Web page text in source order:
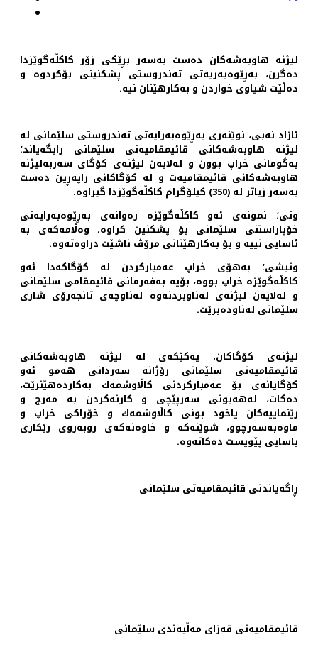
لیژنه‌ هاوبه‌شه‌كان ده‌ست به‌سه‌ر بڕێكی زۆر كاكڵه‌گوێزدا
ده‌گرن، به‌ڕێوه‌به‌ریه‌تی ته‌ندروستی پشكنینی بۆكردوه‌ و
ده‌ڵێت‌ شیاوی خواردن و به‌كارهێنان نیه‌.
ئازاد نه‌بی، نوێنه‌ری به‌ڕێوه‌به‌رایه‌تی ته‌ندروستی سلێمانی له‌
لیژنه‌ هاوبه‌شه‌كانی قائیمقامیه‌تی سلێمانی رایگه‌یاند؛
به‌گومانی خراپ بوون و له‌لایه‌ن لیژنه‌ی كۆگای سه‌ربه‌لیژنه‌
هاوبه‌شه‌كانی قائیمقامیه‌ت و له‌ كۆگاكانی راپه‌ڕین ده‌ست
به‌سه‌ر زیاتر له‌ (350) كیلۆگرام كاكڵه‌گوێزدا گیراوه‌.
وتی؛ نمونه‌ی ئه‌و كاكڵه‌گوێزه‌ ره‌وانه‌ی به‌ڕێوه‌به‌رایه‌تی
خۆپاراستنی سلێمانی بۆ پشكنین كراوه‌، وه‌ڵامه‌كه‌ی به‌
ئاسایی نییه‌ و بۆ به‌كارهێنانی مرۆڤ ناشێت دراوه‌ته‌وه‌.
وتیشی؛ به‌هۆی خراپ عه‌مباركردن له‌ كۆگاكه‌دا ئه‌و
كاكڵه‌گوێزه‌ خراپ بووه‌، بۆیه‌ به‌فه‌رمانی قائیمقامی سلێمانی
و له‌لایه‌ن لیژنه‌ی له‌ناوبردنه‌وه‌ له‌ناوچه‌ی تانجه‌رۆی شاری
سلێمانی له‌ناوده‌برێت.
لیژنه‌ی كۆگاكان، یه‌كێكه‌ی له‌ لیژنه‌ هاوبه‌شه‌كانی
قائیمقامیه‌تی سلێمانی رۆژانه‌ سه‌ردانی هه‌مو ئه‌و
كۆگایانه‌ی بۆ عه‌مباركردنی كاڵاوشمه‌ك به‌كارده‌هێنرێت،
ده‌كات، له‌هه‌بونی سه‌رپێچی و كارنه‌كردن به‌ مه‌رج و
رێنماییه‌كان یاخود بونی كاڵاوشمه‌ك و خۆراكی خراپ و
ماوه‌به‌سه‌رچوو، شوێنه‌كه‌ و خاوه‌نه‌كه‌ی روبه‌روی رێكاری
یاسایی پێویست ده‌كاته‌وه‌.
ڕاگه‌یاندنی قائیمقامیه‌تی سلێمانی
قائیمقامیه‌تی قه‌زای مه‌ڵبه‌ندی سلێمانی